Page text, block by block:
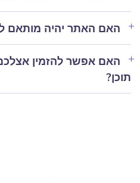
האם האתר יהיה מותאם
האם אפשר להזמין
תוכן?